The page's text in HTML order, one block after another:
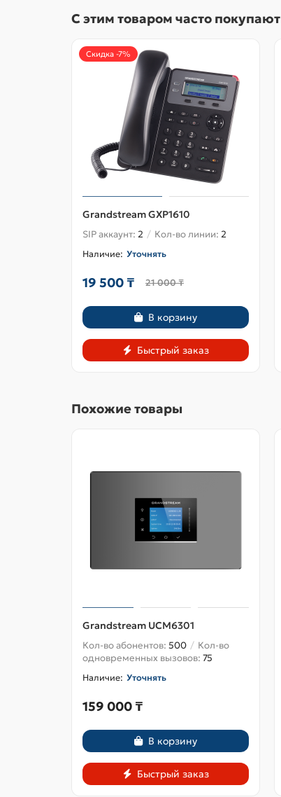
С этим товаром часто покупают
Скидка -7%
Grandstream GXP1610
SIP аккаунт: 2 Кол-во линии: 2
Уточнять
19 500 ₸ 21 000 ₸
В корзину
Быстрый заказ
Похожие товары
Grandstream UCM6301
Кол-во абонентов: 500
Кол-во
одновременных вызовов: 75
Уточнять
159 000 ₸
В корзину
Быстрый заказ